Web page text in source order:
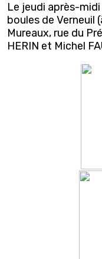
Le jeudi après-
boules de Verneuil
Mureaux, rue du
HERIN et Michel